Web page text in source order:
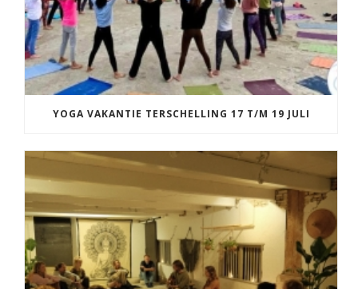
YOGA VAKANTIE TERSCHELLING 17 T/M 19 JULI